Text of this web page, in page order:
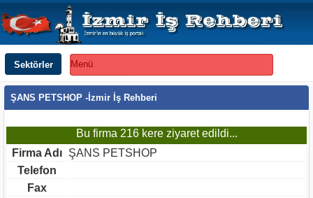
Sektörler Menü
ŞANS PETSHOP -İzmir İş Rehberi
Bu firma 216 kere ziyaret edildi...
Firma Adı ŞANS PETSHOP
Telefon
Fax